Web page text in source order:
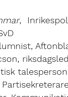
,
talesperson